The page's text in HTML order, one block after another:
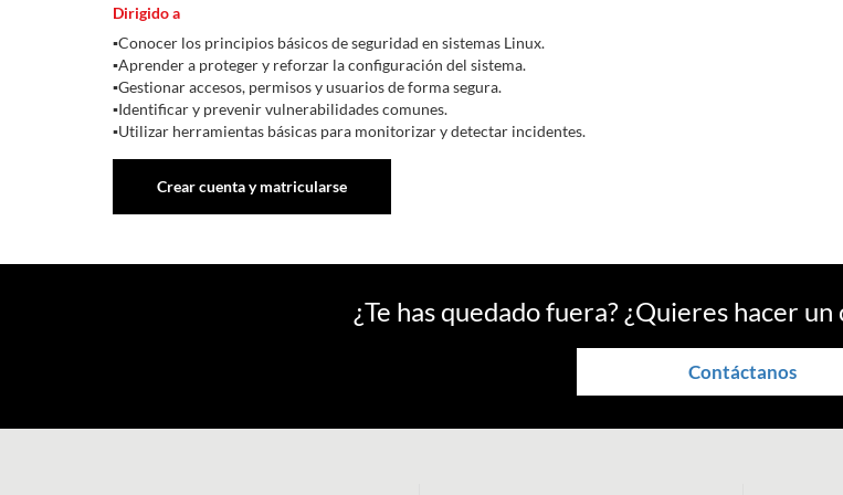
Dirigido a
▪Conocer los principios básicos de seguridad en sistemas Linux.
▪Aprender a proteger y reforzar la configuración del sistema.
▪Gestionar accesos, permisos y usuarios de forma segura.
▪Identificar y prevenir vulnerabilidades comunes.
▪Utilizar herramientas básicas para monitorizar y detectar incidentes.
Crear cuenta y matricularse
¿Te has quedado fuera? ¿Quieres hacer
Contáctanos